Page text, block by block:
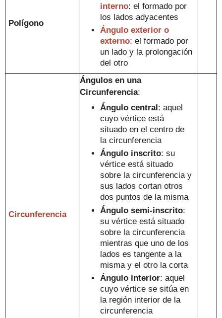
Polígono
interno: el formado por
los lados adyacentes
Ángulo exterior o
externo: el formado por
un lado y la prolongación
del otro
Circunferencia
Ángulos en una
Circunferencia:
Ángulo central : aquel
cuyo vértice está
situadoen el centro de
la circunferencia
Ángulo inscrito:su
vértice está situado
sobre lacircunferencia y
sus lados cortan otros
dos puntos de la misma
Ángulosemi-inscrito:
su vértice está situado
sobre la circunferencia
mientras que uno de los
lados es tangente a la
mismay el otro la corta
Ángulo interior: aquel
cuyo vértice se sitúa en
la región interior de la
circunferencia